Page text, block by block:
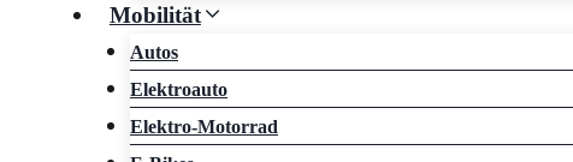
Mobilität
Autos
Elektroauto
Elektro-Motorrad